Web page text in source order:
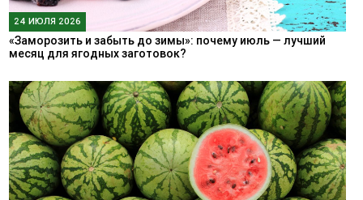
24 ИЮЛЯ 2026
«Заморозить и забыть до зимы»: почему июль — лучший
месяц для ягодных заготовок?